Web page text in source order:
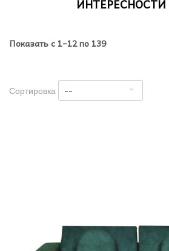
ИНТЕРЕСНОСТИ
Показать с 1–12 по 139
Сортировка --